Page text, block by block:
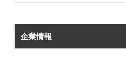
企業情報